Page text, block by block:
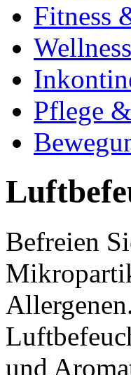
Fitness
Pflege
Befreien
und